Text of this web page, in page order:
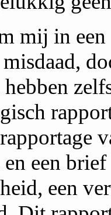
mij in
een
een